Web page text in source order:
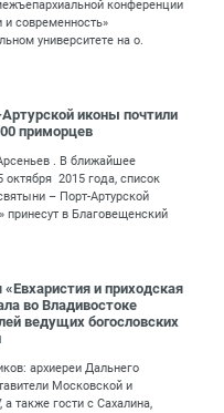
конференции
и современность»
университете на о.
иконы почтили
приморцев
. В ближайшее
октября 2015 года, список
– Порт-Артурской
в Благовещенский
и приходская
во Владивостоке
ведущих богословских
архиереи Дальнего
Московской и
также гости с Сахалина,